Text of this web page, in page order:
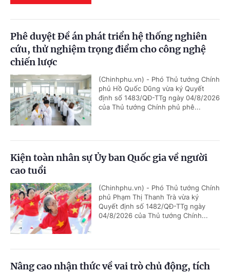
Phê duyệt Đề án phát triển hệ thống nghiên
cứu, thử nghiệm trọng điểm cho công nghệ
chiến lược
(Chinhphu.vn) - Phó Thủ tướng Chính
phủ Hồ Quốc Dũng vừa ký Quyết
định số 1483/QĐ-TTg ngày 04/8/2026
của Thủ tướng Chính phủ phê...
Kiện toàn nhân sự Ủy ban Quốc gia về người
cao tuổi
(Chinhphu.vn) - Phó Thủ tướng Chính
phủ Phạm Thị Thanh Trà vừa ký
Quyết định số 1482/QĐ-TTg ngày
04/8/2026 của Thủ tướng Chính...
Nâng cao nhận thức về vai trò chủ động, tích